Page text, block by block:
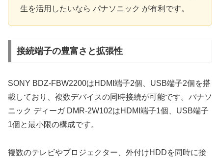
生を活用したいなら パナソニック が有利です。
接続端子の豊富さと拡張性
SONY BDZ-FBW2200はHDMI端子2個、USB端子2個を搭
載しており、複数デバイスの同時接続が可能です。パナソ
ニック ディーガ DMR-2W102はHDMI端子1個、USB端子
1個と最小限の構成です。
複数のテレビやプロジェクター、外付けHDDを同時に接